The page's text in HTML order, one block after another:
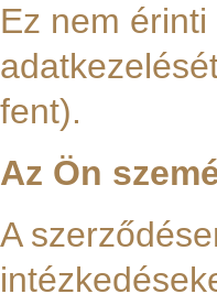
Ez nem
fent).
Az Ön
A